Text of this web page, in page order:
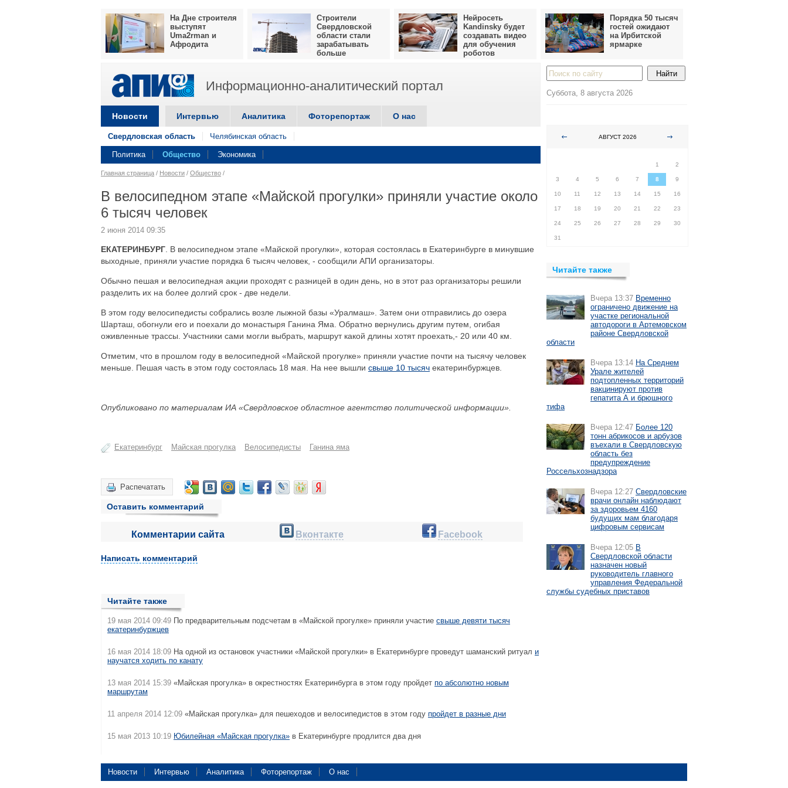
На Дне строителя
выступят
Uma2rman и
Афродита
Строители
Свердловской
области стали
зарабатывать
больше
Нейросеть
Kandinsky будет
создавать видео
для обучения
роботов
Порядка 50 тысяч
гостей ожидают
на Ирбитской
ярмарке
Информационно-аналитический портал
Новости Интервью Аналитика Фоторепортаж О нас
Свердловская область Челябинская область
Политика Общество Экономика
Главная страница / Новости / Общество /
В велосипедном этапе «Майской прогулки» приняли участие около
6 тысяч человек
2 июня 2014 09:35
ЕКАТЕРИНБУРГ . В велосипедном этапе «Майской прогулки», которая состоялась в Екатеринбурге в минувшие
выходные, приняли участие порядка 6 тысяч человек, - сообщили АПИ организаторы.
Обычно пешая и велосипедная акции проходят с разницей в один день, но в этот раз организаторы решили
разделить их на более долгий срок - две недели.
В этом году велосипедисты собрались возле лыжной базы «Уралмаш». Затем они отправились до озера
Шарташ, обогнули его и поехали до монастыря Ганина Яма. Обратно вернулись другим путем, огибая
оживленные трассы. Участники сами могли выбрать, маршрут какой длины хотят проехать,- 20 или 40 км.
Отметим, что в прошлом году в велосипедной «Майской прогулке» приняли участие почти на тысячу человек
меньше. Пешая часть в этом году состоялась 18 мая. На нее вышли свыше 10 тысяч екатеринбуржцев.
Опубликовано по материалам ИА «Свердловское областное агентство политической информации».
Екатеринбург Майская прогулка Велосипедисты Ганина яма
Распечатать
Оставить комментарий
Комментарии сайта Вконтакте Facebook
Написать комментарий
Читайте также
19 мая 2014 09:49 По предварительным подсчетам в «Майской прогулке» приняли участие свыше девяти тысяч
екатеринбуржцев
16 мая 2014 18:09 На одной из остановок участники «Майской прогулки» в Екатеринбурге проведут шаманский ритуал и
научатся ходить по канату
13 мая 2014 15:39 «Майская прогулка» в окрестностях Екатеринбурга в этом году пройдет по абсолютно новым
маршрутам
11 апреля 2014 12:09 «Майская прогулка» для пешеходов и велосипедистов в этом году пройдет в разные дни
15 мая 2013 10:19 Юбилейная «Майская прогулка» в Екатеринбурге продлится два дня
Суббота, 8 августа 2026
АВГУСТ 2026
1
2
3 4 5 6 7 8 9
10 11 12 13 14 15 16
17 18 19 20 21 22 23
24 25 26 27 28 29 30
31
Читайте также
Вчера 13:37 Временно
ограничено движение на
участке региональной
автодороги в Артемовском
районе Свердловской
области
Вчера 13:14 На Среднем
Урале жителей
подтопленных территорий
вакцинируют против
гепатита А и брюшного
тифа
Вчера 12:47 Более 120
тонн абрикосов и арбузов
въехали в Свердловскую
область без
предупреждение
Россельхознадзора
Вчера 12:27 Свердловские
врачи онлайн наблюдают
за здоровьем 4160
будущих мам благодаря
цифровым сервисам
Вчера 12:05 В
Свердловской области
назначен новый
руководитель главного
управления Федеральной
службы судебных приставов
Новости Интервью Аналитика Фоторепортаж О нас